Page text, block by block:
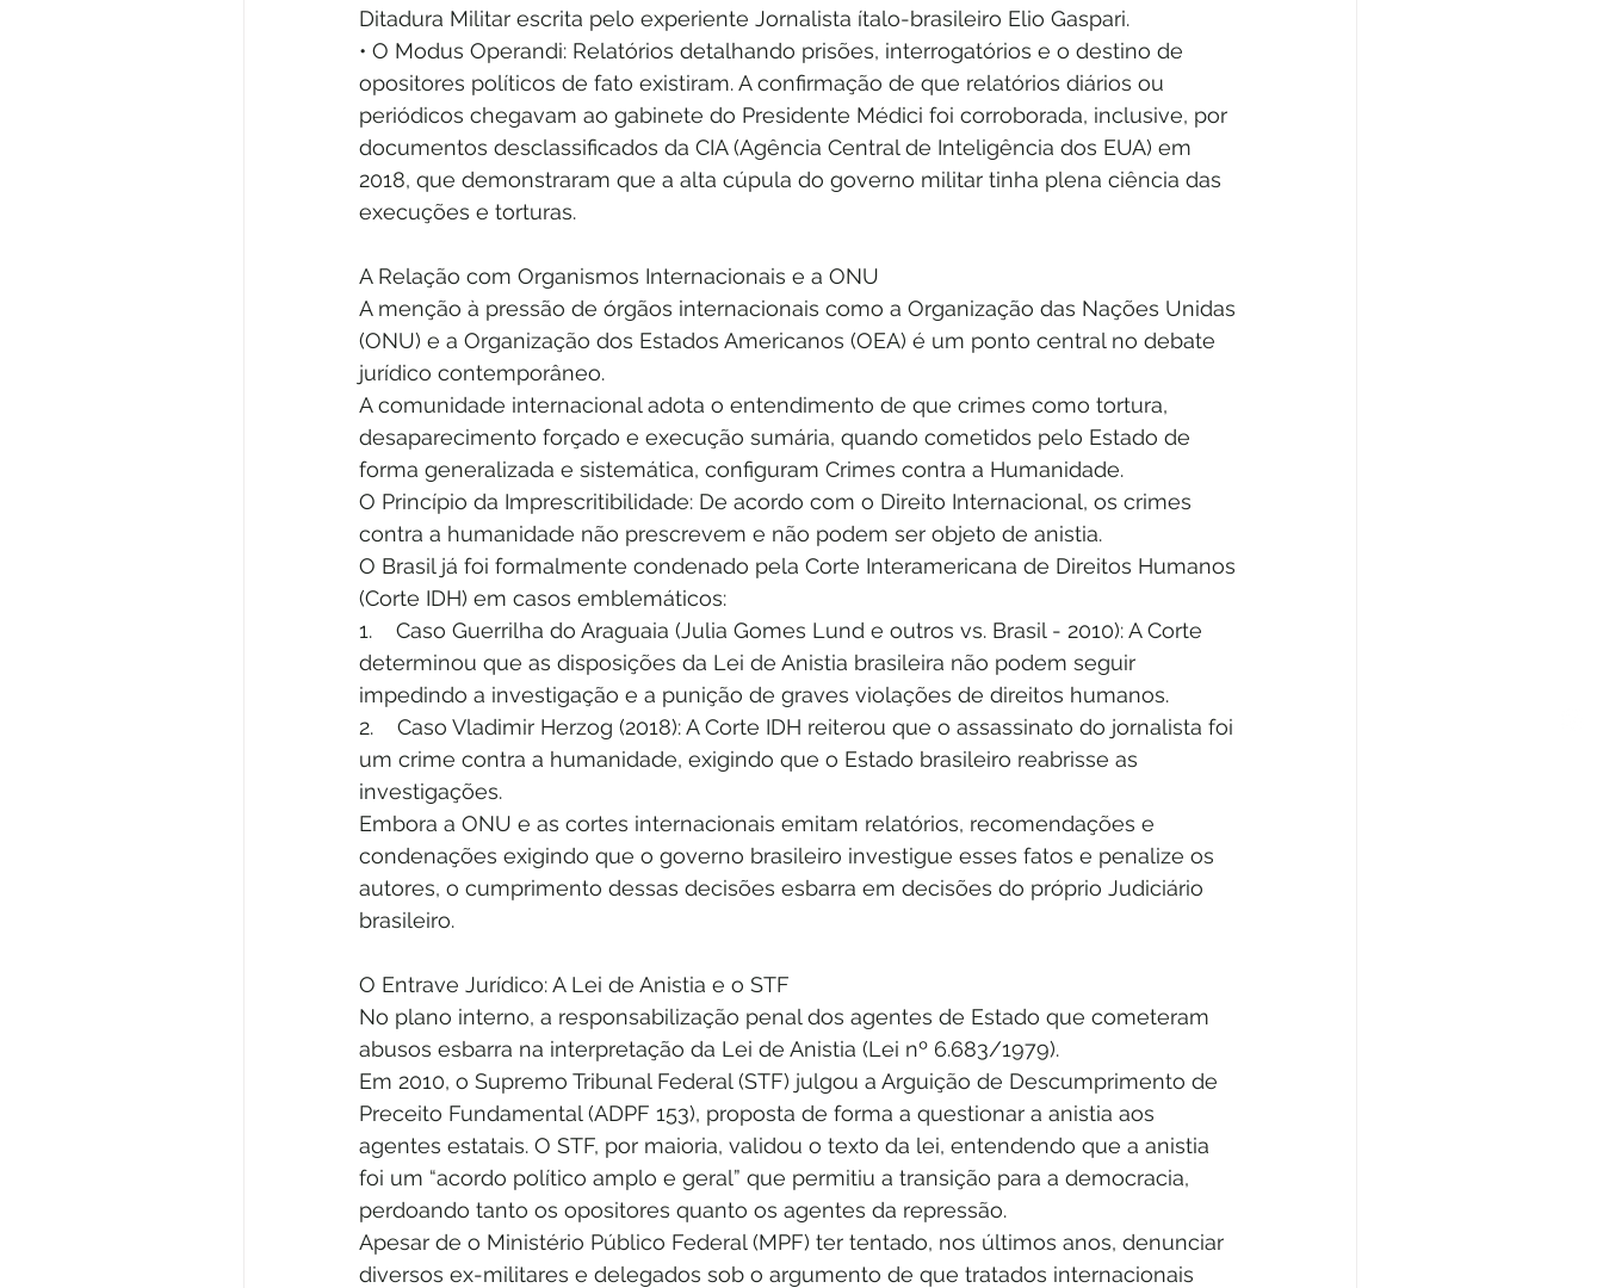
Ditadura Militar escrita pelo experiente Jornalista ítalo-brasileiro Elio Gaspari.
• O Modus Operandi: Relatórios detalhando prisões, interrogatórios e o destino de
opositores políticos de fato existiram. A confirmação de que relatórios diários ou
periódicos chegavam ao gabinete do Presidente Médici foi corroborada, inclusive, por
documentos desclassificados da CIA (Agência Central de Inteligência dos EUA) em
2018, que demonstraram que a alta cúpula do governo militar tinha plena ciência das
execuções e torturas.
A Relação com Organismos Internacionais e a ONU
A menção à pressão de órgãos internacionais como a Organização das Nações Unidas
(ONU) e a Organização dos Estados Americanos (OEA) é um ponto central no debate
jurídico contemporâneo.
A comunidade internacional adota o entendimento de que crimes como tortura,
desaparecimento forçado e execução sumária, quando cometidos pelo Estado de
forma generalizada e sistemática, configuram Crimes contra a Humanidade.
O Princípio da Imprescritibilidade: De acordo com o Direito Internacional, os crimes
contra a humanidade não prescrevem e não podem ser objeto de anistia.
O Brasil já foi formalmente condenado pela Corte Interamericana de Direitos Humanos
(Corte IDH) em casos emblemáticos:
1.    Caso Guerrilha do Araguaia (Julia Gomes Lund e outros vs. Brasil - 2010): A Corte
determinou que as disposições da Lei de Anistia brasileira não podem seguir
impedindo a investigação e a punição de graves violações de direitos humanos.
2.    Caso Vladimir Herzog (2018): A Corte IDH reiterou que o assassinato do jornalista foi
um crime contra a humanidade, exigindo que o Estado brasileiro reabrisse as
investigações.
Embora a ONU e as cortes internacionais emitam relatórios, recomendações e
condenações exigindo que o governo brasileiro investigue esses fatos e penalize os
autores, o cumprimento dessas decisões esbarra em decisões do próprio Judiciário
brasileiro.
O Entrave Jurídico: A Lei de Anistia e o STF
No plano interno, a responsabilização penal dos agentes de Estado que cometeram
abusos esbarra na interpretação da Lei de Anistia (Lei nº 6.683/1979).
Em 2010, o Supremo Tribunal Federal (STF) julgou a Arguição de Descumprimento de
Preceito Fundamental (ADPF 153), proposta de forma a questionar a anistia aos
agentes estatais. O STF, por maioria, validou o texto da lei, entendendo que a anistia
foi um “acordo político amplo e geral” que permitiu a transição para a democracia,
perdoando tanto os opositores quanto os agentes da repressão.
Apesar de o Ministério Público Federal (MPF) ter tentado, nos últimos anos, denunciar
diversos ex-militares e delegados sob o argumento de que tratados internacionais